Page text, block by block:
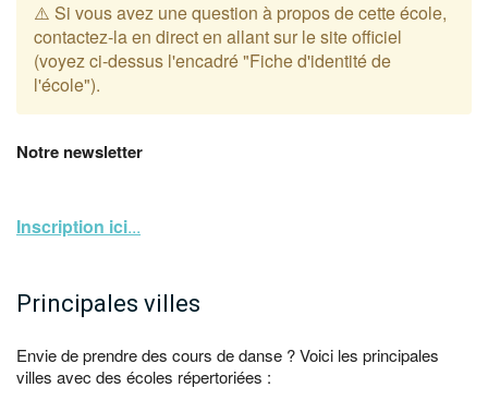
⚠️ Si vous avez une question à propos de cette école,
contactez-la en direct en allant sur le site officiel
(voyez ci-dessus l'encadré "Fiche d'identité de
l'école").
Notre newsletter
Inscription ici...
Principales villes
Envie de prendre des cours de danse ? Voici les principales
villes avec des écoles répertoriées :